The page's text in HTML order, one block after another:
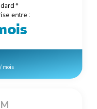
*
entre :
/ mois